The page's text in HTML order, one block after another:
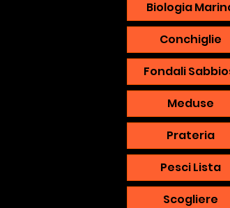
Biologia
Conchiglie
Fondali
Meduse
Prateria
Pesci Lista
Scogliere